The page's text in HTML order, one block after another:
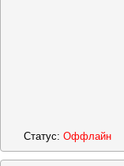
Статус: Оффлайн